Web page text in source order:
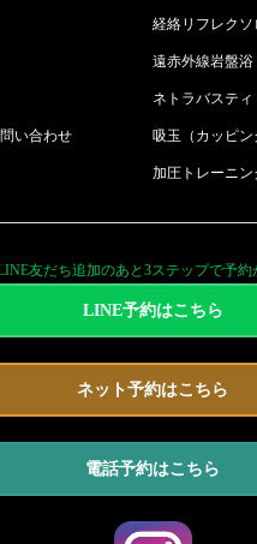
い合わせ
経絡リフレクソ
遠赤外線岩盤浴
ネトラバスティ
吸玉（カッピン
加圧トレーニン
友だち追加のあと3ステップで予約
LINE予約はこちら
ネット予約はこちら
電話予約はこちら